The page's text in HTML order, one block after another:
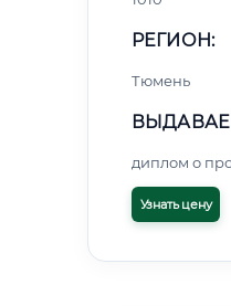
РЕГИОН:
Тюмень
диплом о
Узнать цену